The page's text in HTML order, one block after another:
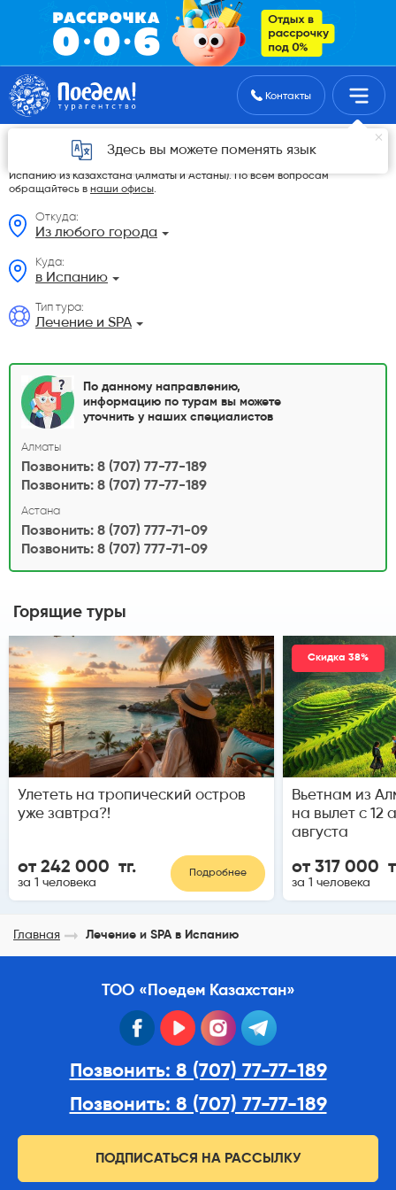
Поиск туровКонтакты
Здесь вы можете поменять язык
Лечение и SPA из Казахстана
На данной странице мы разместили самые выгодные Лечение и SPA в
Испанию из Казахстана (Алматы и Астаны). По всем вопросам
обращайтесь в наши офисы.
Откуда:
Из любого города
Куда:
в Испанию
Тип тура:
Лечение и SPA
По данному направлению,
информацию по турам вы можете
уточнить у наших специалистов
Алматы
Позвонить: 8 (707) 77-77-189
Позвонить: 8 (707) 77-77-189
Астана
Позвонить: 8 (707) 777-71-09
Позвонить: 8 (707) 777-71-09
Горящие туры
Улететь на тропический остров
уже завтра?!
от 242 000 тг.
за 1 человека
Подробнее
Скидка 38%
Вьетнам из
на вылет с 12
августа
от 317 000
за 1 человека
Главная Лечение и SPA в Испанию
ТОО «Поедем Казахстан»
facebook youtube instagram
Позвонить: 8 (707) 77-77-189
Позвонить: 8 (707) 77-77-189
ПОДПИСАТЬСЯ НА РАССЫЛКУ